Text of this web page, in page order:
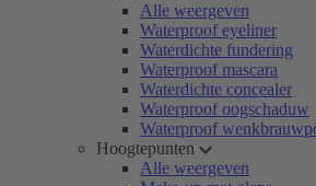
Alle weergeven
Waterproof eyeliner
Waterdichte fundering
Waterproof mascara
Waterdichte concealer
Waterproof oogschaduw
Waterproof
Hoogtepunten
Alle weergeven